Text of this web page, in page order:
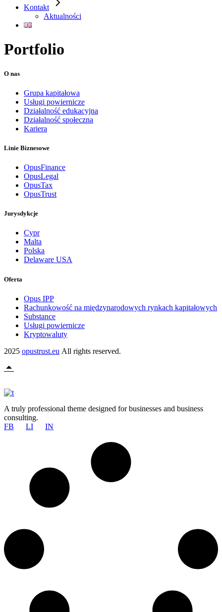
Kontakt
Aktualności
Portfolio
O nas
Grupa kapitałowa
Usługi powiernicze
Działalność edukacyjna
Działalność społeczna
Kariera
Linie Biznesowe
OpusFinance
OpusLegal
OpusTax
OpusTrust
Jurysdykcje
Cypr
Malta
Polska
Delaware USA
Oferta
Opus IPP
Rachunkowość na międzynarodowych rynkach kapitałowych
Substance
Usługi powiernicze
Kryptowaluty
2025 opustrust.eu All rights reserved.
A truly professional theme designed for businesses and business
consulting.
FB
LI IN